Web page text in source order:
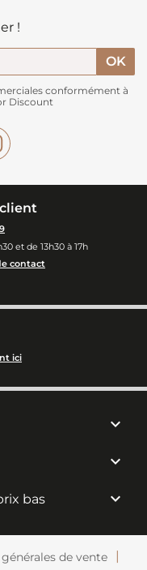
!
conformément à
Discount
et de 13h30 à 17h
contact
ici


bas 
de vente